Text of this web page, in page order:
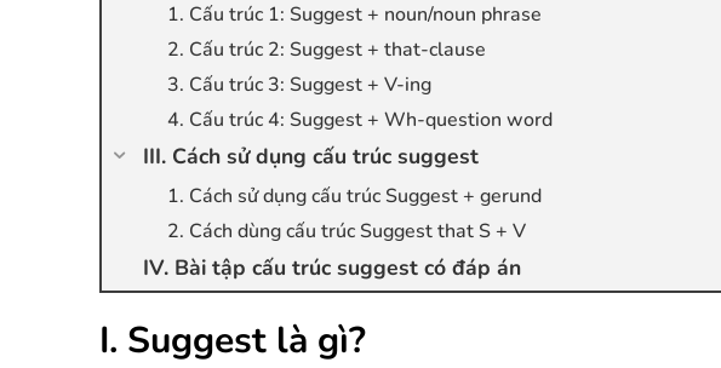
1. Cấu trúc 1: Suggest + noun/noun phrase
2. Cấu trúc 2: Suggest + that-clause
3. Cấu trúc 3: Suggest + V-ing
4. Cấu trúc 4: Suggest + Wh-question word
III. Cách sử dụng cấu trúc suggest
1. Cách sử dụng cấu trúc Suggest + gerund
2. Cách dùng cấu trúc Suggest that S + V
IV. Bài tập cấu trúc suggest có đáp án
I. Suggest là gì?